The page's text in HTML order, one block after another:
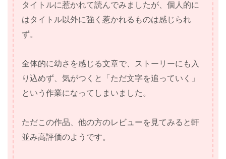
タイトルに惹かれて読んでみましたが、個人的に
はタイトル以外に強く惹かれるものは感じられ
ず。
全体的に幼さを感じる文章で、ストーリーにも入
り込めず、気がつくと「ただ文字を追っていく」
という作業になってしまいました。
ただこの作品、他の方のレビューを見てみると軒
並み高評価のようです。